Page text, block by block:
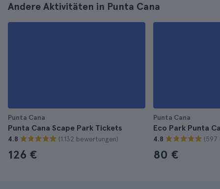
Andere Aktivitäten in Punta Cana
Punta Cana
Punta Cana Scape Park Tickets
4.8 (1.132 bewertungen)
126 €
Punta Cana
Eco Park Punta
4.8 (597
80 €